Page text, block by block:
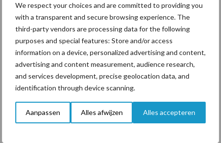
We respect your choices and are committed to providing you
with a transparent and secure browsing experience. The
third-party vendors are processing data for the following
purposes and special features: Store and/or access
information on a device, personalized advertising and content,
advertising and content measurement, audience research,
and services development, precise geolocation data, and
identification through device scanning.
Aanpassen Alles afwijzen Alles accepteren
De speenhuid: een vaak
onderschatte risicofactor
voor mastitis
ForFarmers ziet volume en
marktaandeel groeien in
krimpende Nederlandse
markt